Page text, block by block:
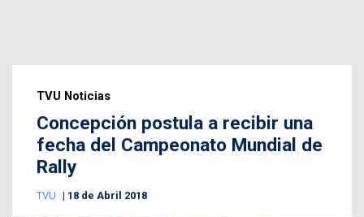
TVU Noticias
Concepción postula a recibir una
fecha del Campeonato Mundial de
Rally
TVU 18 de Abril 2018